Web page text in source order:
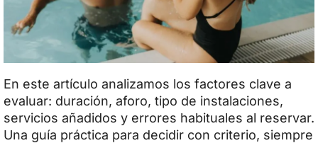
En este artículo analizamos los factores clave a
evaluar: duración, aforo, tipo de instalaciones,
servicios añadidos y errores habituales al reservar.
Una guía práctica para decidir con criterio, siempre